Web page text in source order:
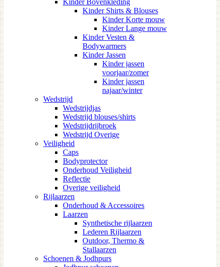
Kinder Bovenkleding
Kinder Shirts & Blouses
Kinder Korte mouw
Kinder Lange mouw
Kinder Vesten &
Bodywarmers
Kinder Jassen
Kinder jassen
voorjaar/zomer
Kinder jassen
najaar/winter
Wedstrijd
Wedstrijdjas
Wedstrijd blouses/shirts
Wedstrijdrijbroek
Wedstrijd Overige
Veiligheid
Caps
Bodyprotector
Onderhoud Veiligheid
Reflectie
Overige veiligheid
Rijlaarzen
Onderhoud & Accessoires
Laarzen
Synthetische rijlaarzen
Lederen Rijlaarzen
Outdoor, Thermo &
Stallaarzen
Schoenen & Jodhpurs